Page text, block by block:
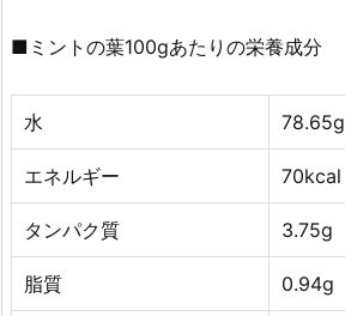
■ミントの葉100gあたりの栄養成分
水 78.65g
エネルギー 70kcal
タンパク質 3.75g
脂質 0.94g